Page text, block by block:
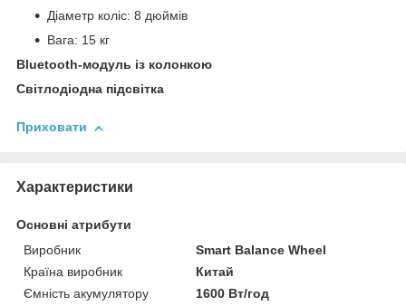
Діаметр коліс: 8 дюймів
Вага: 15 кг
Bluetooth-модуль із колонкою
Світлодіодна підсвітка
Приховати
Характеристики
Основні атрибути
Виробник
Smart Balance Wheel
Країна виробник
Китай
Ємність акумулятору
1600 Вт/год